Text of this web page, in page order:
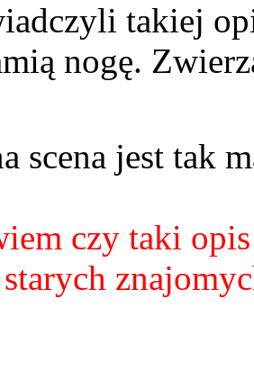
takiej
nogę.
scena jest tak
czy taki
starych